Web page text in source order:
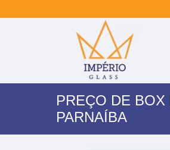
PREÇO DE
PARNAÍBA